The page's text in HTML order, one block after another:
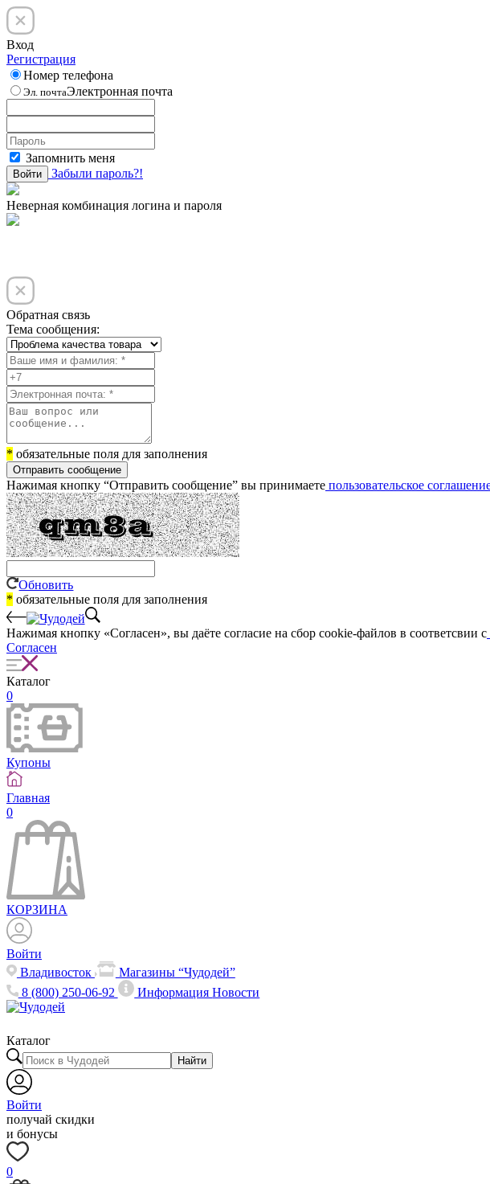
Вход
Регистрация
Номер телефона
Эл. почтаЭлектронная почта
Запомнить меня
Войти Забыли пароль?!
Неверная комбинация логина и пароля
Обратная связь
Тема сообщения:
* обязательные поля для заполнения
Отправить сообщение
Нажимая кнопку “Отправить сообщение” вы принимаете пользовательское
Обновить
* обязательные поля для заполнения
Нажимая кнопку «Согласен», вы даёте cогласие на сбор cookie-файлов в соответсвии с
Согласен
Каталог
0
Купоны
Главная
0
КОРЗИНА
Войти
Владивосток
Магазины “Чудодей”
8 (800) 250-06-92
ИнформацияНовости
Каталог
Найти
Войти
получай скидки
и бонусы
0